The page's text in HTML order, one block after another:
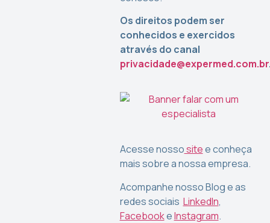
Os direitos podem ser
conhecidos e exercidos
através do canal
privacidade@expermed.com.br
Acesse nossositee conheça
mais sobre a nossa empresa.
Acompanhe nosso Blog e as
redes sociais LinkedIn,
FacebookeInstagram.